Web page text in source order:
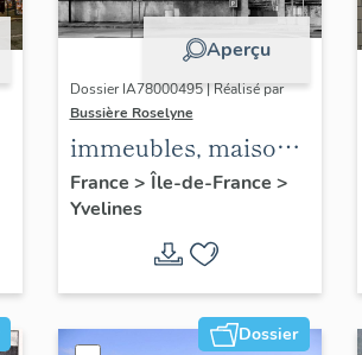
Aperçu
Dossier IA78000495 | Réalisé par
Bussière Roselyne
immeubles, maisons,
fermes
France > Île-de-France >
Yvelines
Dossier